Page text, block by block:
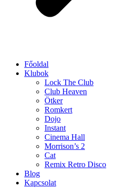
Főoldal
Klubok
Lock The Club
Club Heaven
Ötker
Romkert
Dojo
Instant
Cinema Hall
Morrison’s 2
Cat
Remix Retro Disco
Blog
Kapcsolat